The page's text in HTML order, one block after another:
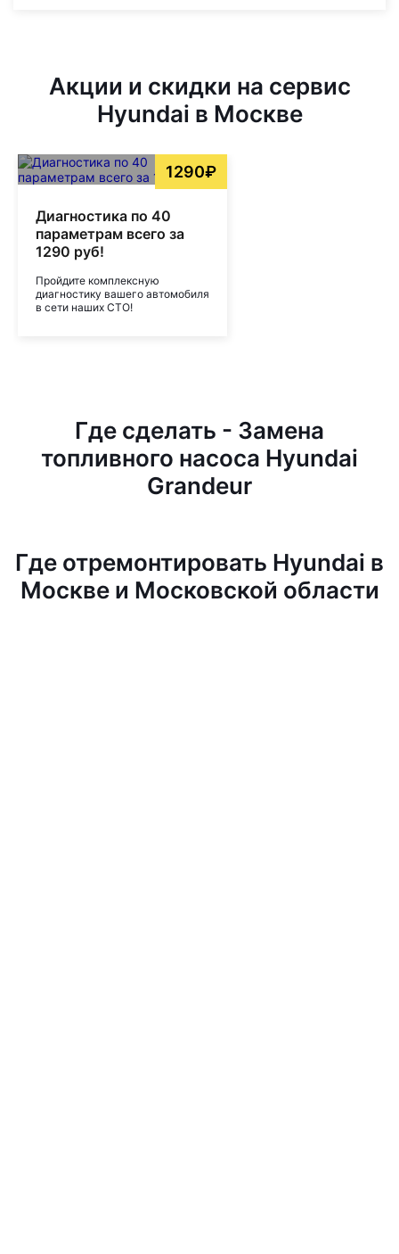
Акции и скидки на сервис
Hyundai в Москве
1290₽
Диагностика по 40
параметрам всего за
1290 руб!
Пройдите комплексную
диагностику вашего автомобиля
в сети наших СТО!
Где сделать - Замена
топливного насоса Hyundai
Grandeur
Где отремонтировать Hyundai в
Москве и Московской области